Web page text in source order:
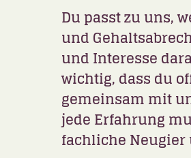
Du passt zu uns,
und
und Interesse
wichtig, dass du
gemeinsam mit
jede Erfahrung
fachliche